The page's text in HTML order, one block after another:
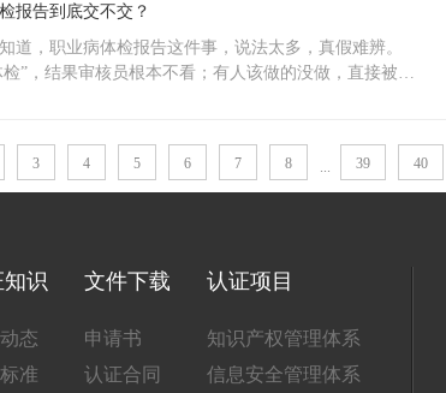
以高枕无忧了。每年都要做一次监督审核——可以理解
企业的质量管理体系持续有效运行。年审通过了，证书
略年审，证书会被暂停甚至撤销，到时候不仅影响客户
间和费用成本都会增加，得不偿失。 总结一下拿证周
规模和准备情况而定证书有效期：3年，每年需做一次年
，避免证书失效把这两个时间点掌握好，按节奏推
企业实际情况而异，更接近于一份“定制方案”。影响定
际人数、经营范围、认证机构资质与收费标准、以及咨
同决定了最终的认证投入。费用构成解析认证费用通
取证后，企业还需每年接受监督审核，证书到期前需进
构，有助于企业合理预估首年及后续年度的总投入，避
期成本。一句忠告切勿仅因低价而选择认证路径。认证
证费用。
报告到底交不交？
道，职业病体检报告这件事，说法太多，真假难辨。
”，结果审核员根本不看；有人该做的没做，直接被卡
让全体员工——包括行政、人事、程序员——都去做了
数万元。结果审核员到现场后明确表示：你们没有接触
，只给员工做了普通体检。审核员一看就指出：根据
果认证暂停，工厂紧急补做职业病体检，前后耽误了很
家小型陶瓷厂的投料岗，现场粉尘浓度较高。工人入
体检，审核员直接开出不符合项。这些都说明：只要岗
3 4 5 6 7 8 ... 39 40
识
态
准
文件下载
申请书
认证合同
认证项目
知识产权管理体系
信息安全管理体系